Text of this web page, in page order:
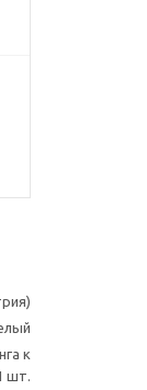
к
шт.